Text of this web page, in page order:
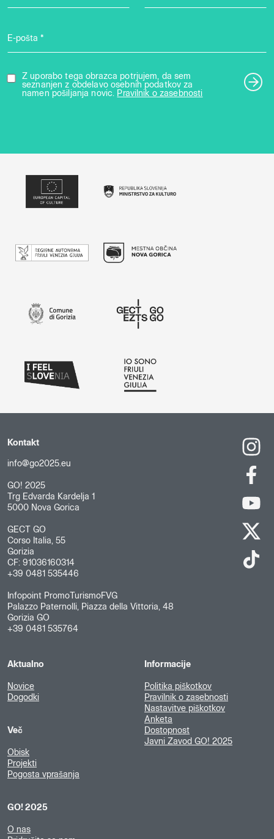
E-pošta *
Z uporabo tega obrazca potrjujem, da sem
seznanjen z obdelavo osebnih podatkov za
namen pošiljanja novic. Pravilnik o zasebnosti
Kontakt
info@go2025.eu
GO! 2025
Trg Edvarda Kardelja 1
5000 Nova Gorica
GECT GO
Corso Italia, 55
Gorizia
CF: 91036160314
+39 0481 535446
Infopoint PromoTurismoFVG
Palazzo Paternolli, Piazza della Vittoria, 48
Gorizia GO
+39 0481 535764
Aktualno
Novice
Dogodki
Več
Obisk
Projekti
Pogosta vprašanja
GO! 2025
O nas
Informacije
Politika piškotkov
Pravilnik o zasebnosti
Nastavitve piškotkov
Anketa
Dostopnost
Javni Zavod GO! 2025